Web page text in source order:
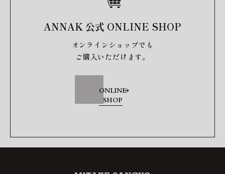
ANNAK 公式 ONLINE SHOP
オンラインショップでも
ご購入いただけます。
ONLINE
SHOP